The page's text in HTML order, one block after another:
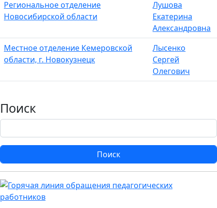
Региональное отделение
Новосибирской области
Лушова
Екатерина
Александровна
Местное отделение Кемеровской
области, г. Новокузнецк
Лысенко
Сергей
Олегович
Поиск
Поиск